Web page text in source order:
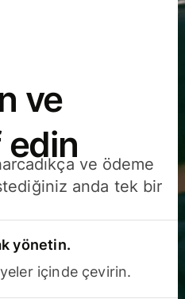
ve
edinve ödeme
anda tek bir
yönetin.
içinde çevirin.